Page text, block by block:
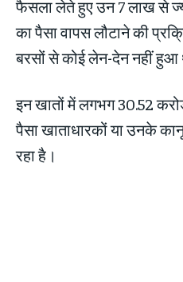
फैसला लेते हुए उन 7 लाख से
का पैसा वापस लौटाने की
बरसों से कोई लेन-देन नहीं हुआ
इन खातों में लगभग 30.52
पैसा खाताधारकों या उनके
रहा है।